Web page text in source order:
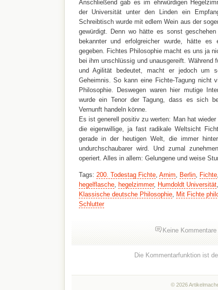
Anschließend gab es im ehrwürdigen
der Universität unter den Linden ein
Schreibtisch wurde mit edlem Wein aus der
gewürdigt. Denn wo hätte es sonst
bekannter und erfolgreicher wurde, hätte
gegeben. Fichtes Philosophie macht es uns ja
bei ihm unschlüssig und unausgereift. Während
und Agilität bedeutet, macht er jedoch um
Geheimnis. So kann eine Fichte-Tagung nicht
Philosophie. Deswegen waren hier mutige
wurde ein Tenor der Tagung, dass es sich
Vernunft handeln könne.
Es ist generell positiv zu werten: Man hat
die eigenwillige, ja fast radikale Weltsicht
gerade in der heutigen Welt, die immer
undurchschaubarer wird. Und zumal
operiert. Alles in allem: Gelungene und weise
Tags: 200. Todestag Fichte, Arnim, Berlin, Fichte
hegelflasche, hegelzimmer, Humdoldt Universität
Klassische deutsche Philosophie, Mit Fichte
Schlutter
Keine Kommentare
Die Kommentarfunktion ist
© 2026